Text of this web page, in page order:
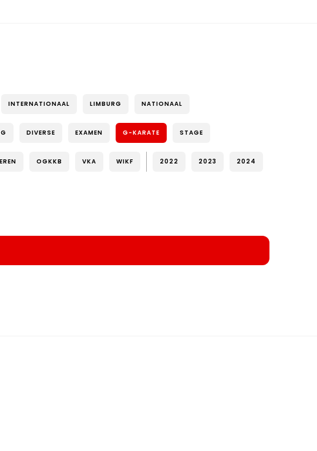
INTERNATIONAAL LIMBURG NATIONAAL
DIVERSE EXAMEN G-KARATE STAGE
OGKKB VKA WIKF 2022 2023 2024